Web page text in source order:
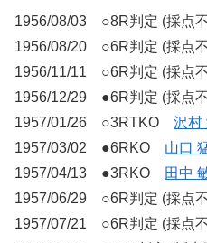
1956/08/03 ○8R判定 (採点
1956/08/20 ○6R判定 (採点
1956/11/11 ○6R判定 (採点
1956/12/29 ●6R判定 (採点
1957/01/26 ○3RTKO 沢村
1957/03/02 ●6RKO 山口
1957/04/13 ●3RKO
田中
1957/06/29 ○6R判定 (採点
1957/07/21 ○6R判定 (採点